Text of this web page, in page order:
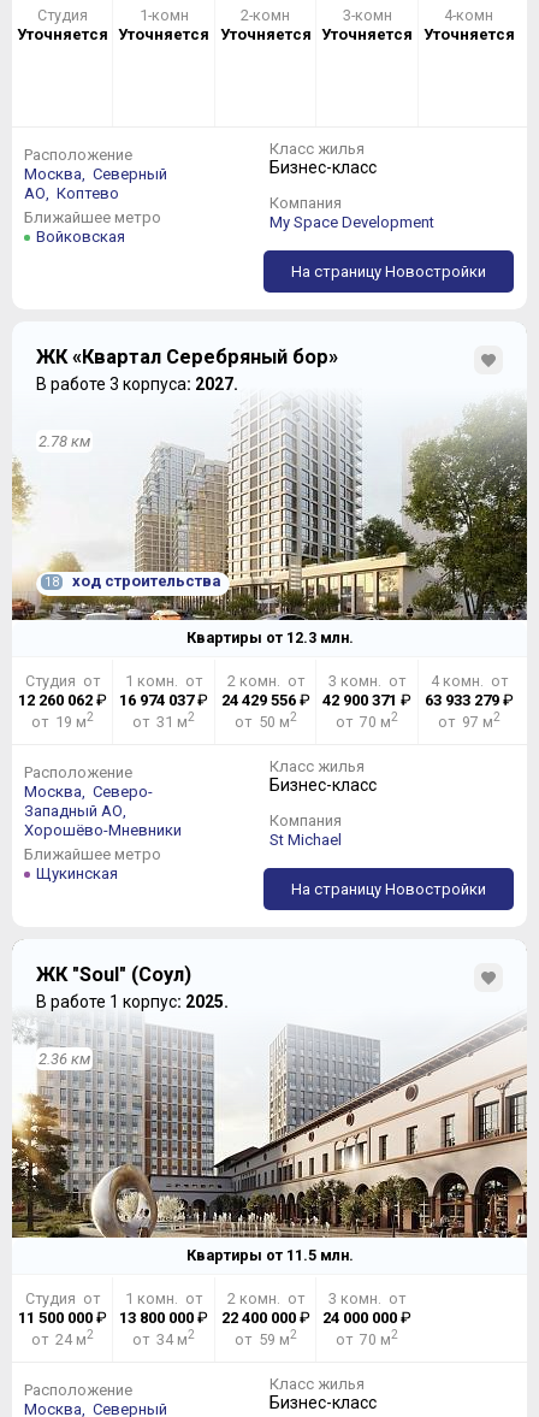
Студия
Уточняется
1-комн
Уточняется
2-комн
Уточняется
3-комн
Уточняется
4-комн
Уточняется
Расположение
Москва, Северный
АО, Коптево
Ближайшее метро
Войковская
Класс жилья
Бизнес-класс
Компания
My Space Development
На страницу Новостройки
ЖК «Квартал Серебряный бор»
В работе 3 корпуса: 2027.
2.78 км
18 ход строительства
Квартиры от 12.3млн.
Студия от
12 260 062₽
от 19 м2
1 комн. от
16 974 037₽
от 31 м2
2 комн. от
24 429 556₽
от 50 м2
3 комн. от
42 900 371 ₽
от 70 м2
4 комн. от
63 933 279₽
от 97 м2
Расположение
Москва, Северо-
Западный АО,
Хорошёво-Мневники
Ближайшее метро
Щукинская
Класс жилья
Бизнес-класс
Компания
St Michael
На страницу Новостройки
ЖК "Soul" (Соул)
В работе 1 корпус: 2025.
2.36 км
Квартиры от 11.5млн.
Студия от
11 500 000₽
от 24 м2
1 комн. от
13 800 000 ₽
от 34 м2
2 комн. от
22 400 000₽
от 59 м2
3 комн. от
24 000 000 ₽
от 70 м2
Расположение
Москва, Северный
Класс жилья
Бизнес-класс